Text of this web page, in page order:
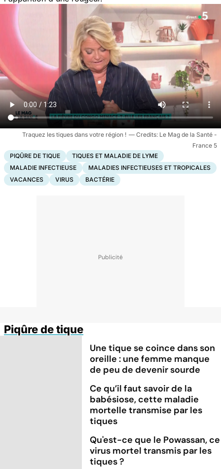
Traquez les tiques dans votre région !
Le Mag de la Santé -
France 5
PIQÛRE DE TIQUE
TIQUES ET MALADIE DE LYME
MALADIE INFECTIEUSE
MALADIES INFECTIEUSES ET TROPICALES
VACANCES
VIRUS BACTÉRIE
Piqûre de tique
Une tique se coince dans son
oreille : une femme manque
de peu de devenir sourde
Ce qu’il faut savoir de la
babésiose, cette maladie
mortelle transmise par les
tiques
Qu'est-ce que le Powassan, ce
virus mortel transmis par les
tiques ?